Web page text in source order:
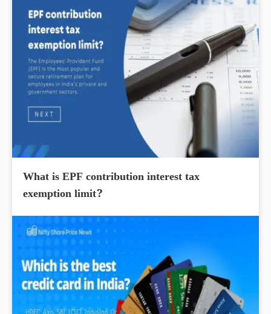
What is EPF contribution interest tax
exemption limit?